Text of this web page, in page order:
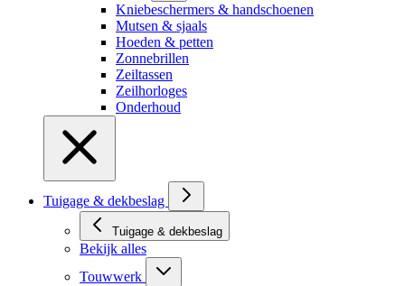
Kniebeschermers & handschoenen
Mutsen & sjaals
Hoeden & petten
Zonnebrillen
Zeiltassen
Zeilhorloges
Onderhoud
Tuigage & dekbeslag
Tuigage & dekbeslag
Bekijk alles
Touwwerk